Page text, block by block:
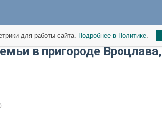
в пригороде Вроцлава,
для работы сайта. Подробнее в Политике.